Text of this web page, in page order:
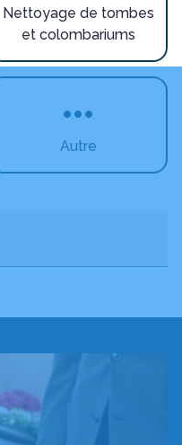
Nettoyage de tombes
et colombariums
Autre